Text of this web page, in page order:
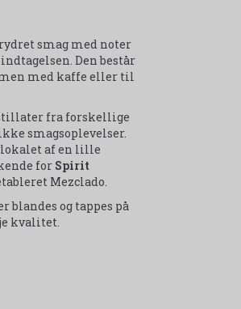
smag med noter
Den består
med kaffe eller til
fra forskellige
smagsoplevelser.
af en lille
for Spirit
Mezclado.
blandes og tappes på
kvalitet.